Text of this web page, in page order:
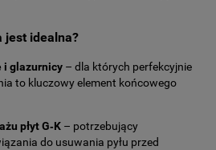
jest idealna?
i glazurnicy – dla których perfekcyjnie
to kluczowy element końcowego
płyt G‑K – potrzebujący
do usuwania pyłu przed